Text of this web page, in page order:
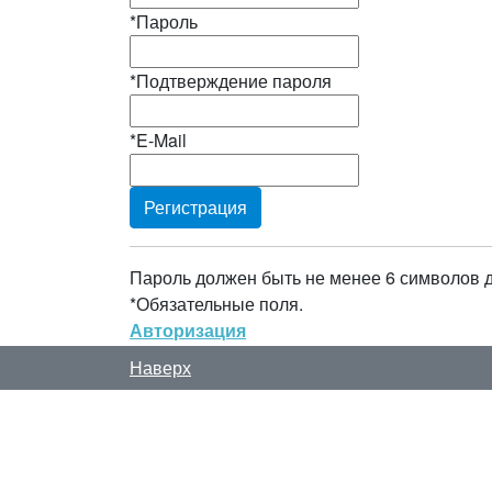
*Пароль
*Подтверждение пароля
*E-Mail
Пароль должен быть не менее 6 символов
*Обязательные поля.
Авторизация
Наверх